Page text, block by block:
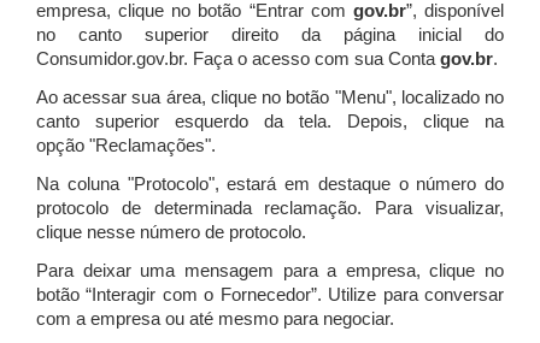
empresa, clique no botão “Entrar com gov.br”, disponível
no canto superior direito da página inicial do
Consumidor.gov.br. Faça o acesso com sua Contagov.br.
Ao acessar sua área, clique no botão "Menu", localizado no
canto superior esquerdo da tela. Depois, clique na
opção "Reclamações".
Na coluna "Protocolo", estará em destaque o número do
protocolo de determinada reclamação. Para visualizar,
clique nesse número de protocolo.
Para deixar uma mensagem para a empresa, clique no
botão “Interagir com o Fornecedor”. Utilize para conversar
com a empresa ou até mesmo para negociar.